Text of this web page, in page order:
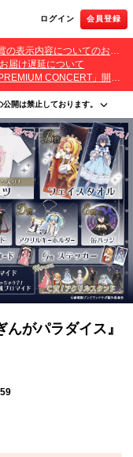
ログイン 会員登録
TANO*C TOUR 2026開催記念！ラッフルくじ G賞の表示内容についてのお詫びとご報告
届け遅延について
≠ME 7周年コンサート「≠ME 7th ANNIVERSARY PREMIUM CONCERT」開催記念ラッフルくじ 景品お届け遅延のお詫びとご案内
開は禁止しております。
為、その他営利目的での転売行
テンツは、出品者が著作権を有
を侵害する行為は禁止しており
渡、オークション等への出品、
がパラダイス』